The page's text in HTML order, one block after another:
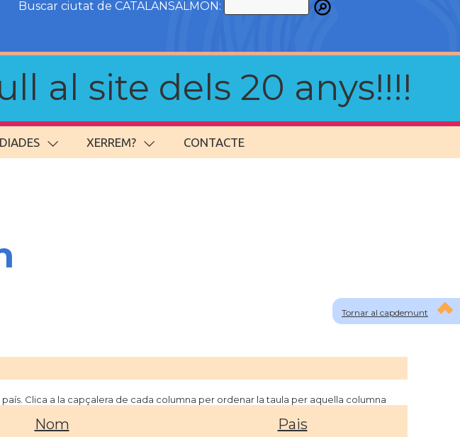
Buscar ciutat de CATALANSALMON:
al site dels 20 anys!!!!
DIADES XERREM? CONTACTE
Tornar al capdemunt
Clica a la capçalera de cada columna per ordenar la taula per aquella columna
Nom Pais